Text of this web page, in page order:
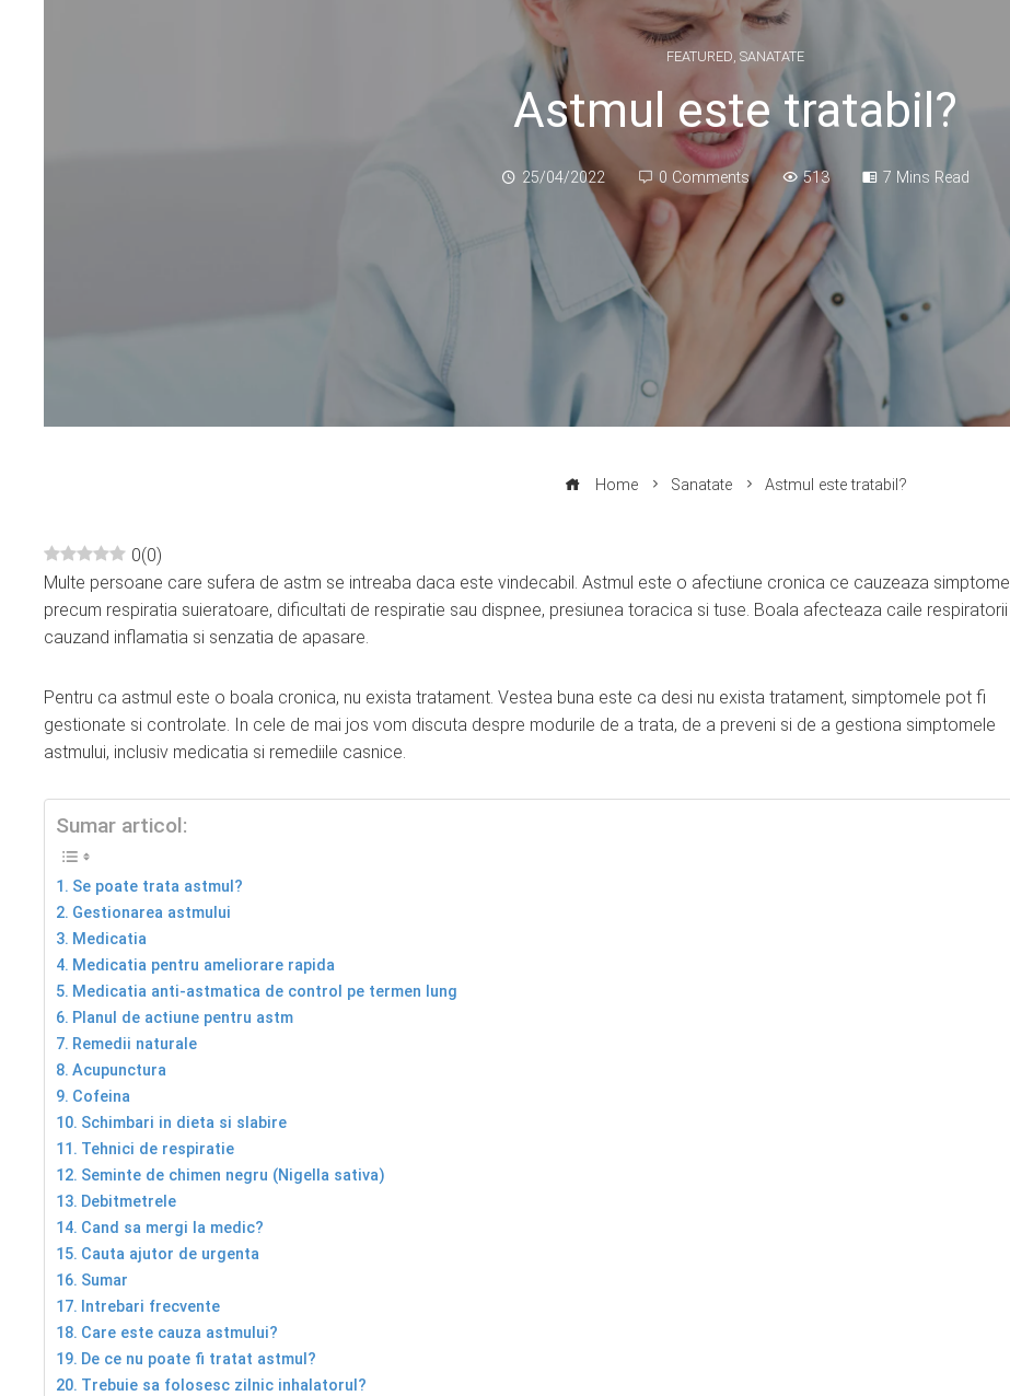
FEATURED, SANATATE
Astmul este tratabil?
25/04/2022 0 Comments 513 7 Mins Read
Home Sanatate Astmul este tratabil?
0(0)
Multe persoane care sufera de astm se intreaba daca este vindecabil. Astmul este o afectiune cronica ce cauzeaza simptome
precum respiratia suieratoare, dificultati de respiratie sau dispnee, presiunea toracica si tuse. Boala afecteaza caile respiratorii
cauzand inflamatia si senzatia de apasare.
Pentru ca astmul este o boala cronica, nu exista tratament. Vestea buna este ca desi nu exista tratament, simptomele pot fi
gestionate si controlate. In cele de mai jos vom discuta despre modurile de a trata, de a preveni si de a gestiona simptomele
astmului, inclusiv medicatia si remediile casnice.
Sumar articol:
Se poate trata astmul?
Gestionarea astmului
Medicatia
Medicatia pentru ameliorare rapida
Medicatia anti-astmatica de control pe termen lung
Planul de actiune pentru astm
Remedii naturale
Acupunctura
Cofeina
Schimbari in dieta si slabire
Tehnici de respiratie
Seminte de chimen negru (Nigella sativa)
Debitmetrele
Cand sa mergi la medic?
Cauta ajutor de urgenta
Sumar
Intrebari frecvente
Care este cauza astmului?
De ce nu poate fi tratat astmul?
Trebuie sa folosesc zilnic inhalatorul?